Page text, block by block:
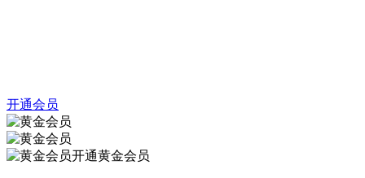
开通会员
开通黄金会员